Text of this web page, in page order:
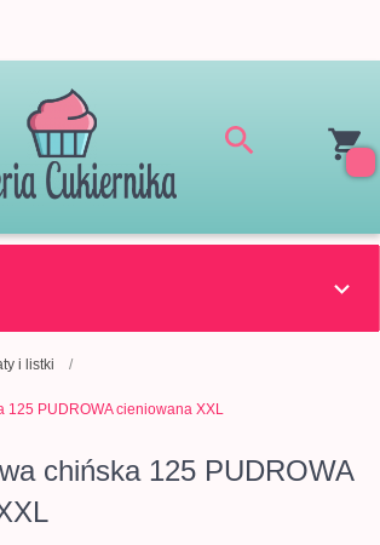
i listki
125 PUDROWA cieniowana XXL
chińska 125 PUDROWA